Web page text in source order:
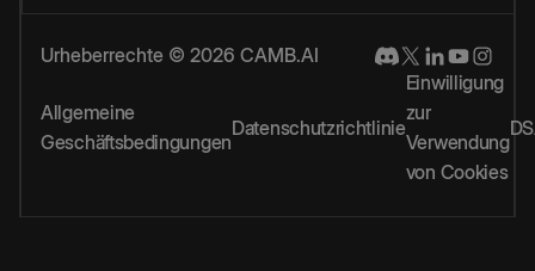
Urheberrechte © 2026 CAMB.AI
Allgemeine
Geschäftsbedingungen
Datenschutzrichtlinie
Einwilligung
zur
Verwendung
von Cookies